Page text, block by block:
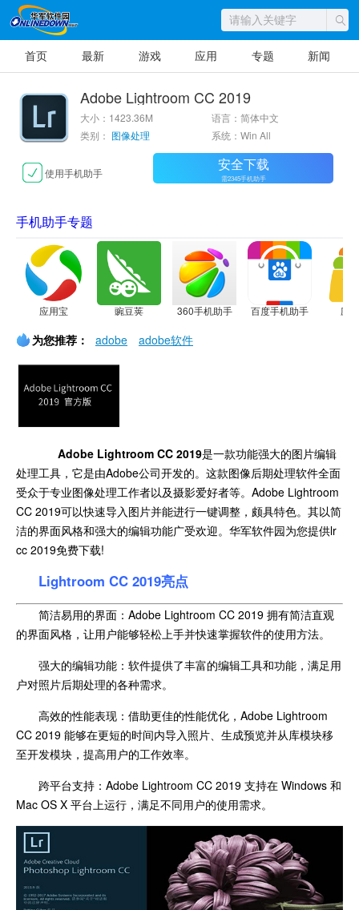
首页 最新 游戏 应用 专题 新闻
Adobe Lightroom CC 2019
大小：1423.36M
语言：简体中文
类别： 图像处理 系统：Win All
使用手机助手 安全下载
需2345手机助手
手机助手专题
应用宝 豌豆荚 360手机助手 百度手机助手 应
为您推荐： adobe adobe软件
Adobe Lightroom CC 2019是一款功能强大的图片编辑
处理工具，它是由Adobe公司开发的。这款图像后期处理软件全面
受众于专业图像处理工作者以及摄影爱好者等。Adobe Lightroom
CC 2019可以快速导入图片并能进行一键调整，颇具特色。其以简
洁的界面风格和强大的编辑功能广受欢迎。华军软件园为您提供lr
cc 2019免费下载!
Lightroom CC 2019亮点
简洁易用的界面：Adobe Lightroom CC 2019 拥有简洁直观
的界面风格，让用户能够轻松上手并快速掌握软件的使用方法。
强大的编辑功能：软件提供了丰富的编辑工具和功能，满足用
户对照片后期处理的各种需求。
高效的性能表现：借助更佳的性能优化，Adobe Lightroom
CC 2019 能够在更短的时间内导入照片、生成预览并从库模块移
至开发模块，提高用户的工作效率。
跨平台支持：Adobe Lightroom CC 2019 支持在 Windows 和
Mac OS X 平台上运行，满足不同用户的使用需求。